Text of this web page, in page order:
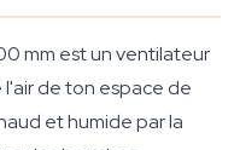
mm est un ventilateur
de ton espace de
et humide par la